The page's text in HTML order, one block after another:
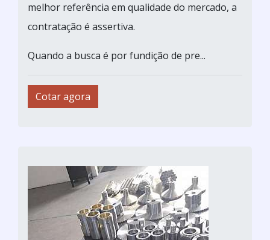
melhor referência em qualidade do mercado, a
contratação é assertiva.
Quando a busca é por fundição de pre...
Cotar agora